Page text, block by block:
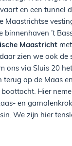
en een tunnel
Maastrichtse
binnenhaven ’t
Maastricht
zien we ook de
ons via Sluis 20
terug op de Maas
Hier
en
We zijn hier